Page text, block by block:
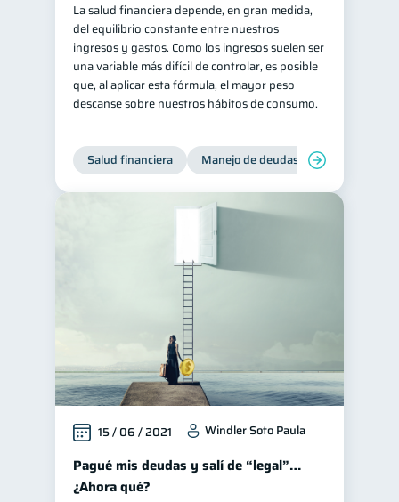
La salud financiera depende, en gran medida,
del equilibrio constante entre nuestros
ingresos y gastos. Como los ingresos suelen ser
una variable más difícil de controlar, es posible
que, al aplicar esta fórmula, el mayor peso
descanse sobre nuestros hábitos de consumo.
Salud financiera Manejo de deudas
15 / 06 / 2021 Windler Soto Paula
Pagué mis deudas y salí de “legal”…
¿Ahora qué?